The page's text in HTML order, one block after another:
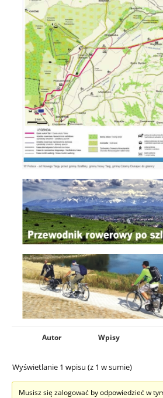
Autor Wpisy
Wyświetlanie 1 wpisu (z 1 w sumie)
Musisz się zalogować by odpowiedzieć w